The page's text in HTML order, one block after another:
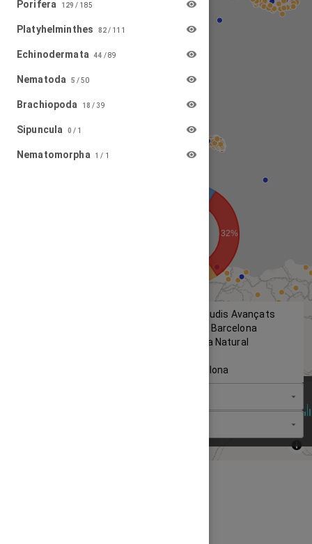
Institut Mediterrani d'Estudis Avançats
Museu Ciències Naturals Barcelona
Museu Valencià d'Història Natural
Institut Botànic de Barcelona
Porifera 129 / 185
Platyhelminthes 82/ 111
Echinodermata 44 /89
Nematoda 5 /50
Brachiopoda 18 / 39
Sipuncula 0 / 1
Nematomorpha 1 / 1